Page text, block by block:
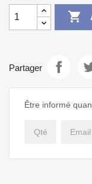

Partager
Être informé